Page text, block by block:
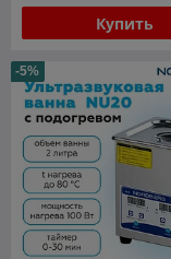
Купить
-5%